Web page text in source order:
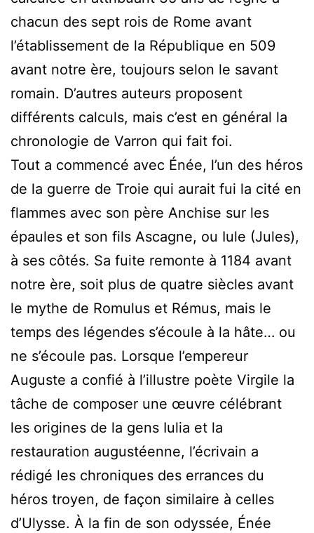
chacun des sept rois de Rome avant
l’établissement de la République en 509
avant notre ère, toujours selon le savant
romain. D’autres auteurs proposent
différents calculs, mais c’est en général la
chronologie de Varron qui fait foi.
Tout a commencé avec Énée, l’un des héros
de la guerre de Troie qui aurait fui la cité en
flammes avec son père Anchise sur les
épaules et son fils Ascagne, ou Iule (Jules),
à ses côtés. Sa fuite remonte à 1184 avant
notre ère, soit plus de quatre siècles avant
le mythe de Romulus et Rémus, mais le
temps des légendes s’écoule à la hâte… ou
ne s’écoule pas. Lorsque l’empereur
Auguste a confié à l’illustre poète Virgile la
tâche de composer une œuvre célébrant
les origines de la gens Iulia et la
restauration augustéenne, l’écrivain a
rédigé les chroniques des errances du
héros troyen, de façon similaire à celles
d’Ulysse. À la fin de son odyssée, Énée